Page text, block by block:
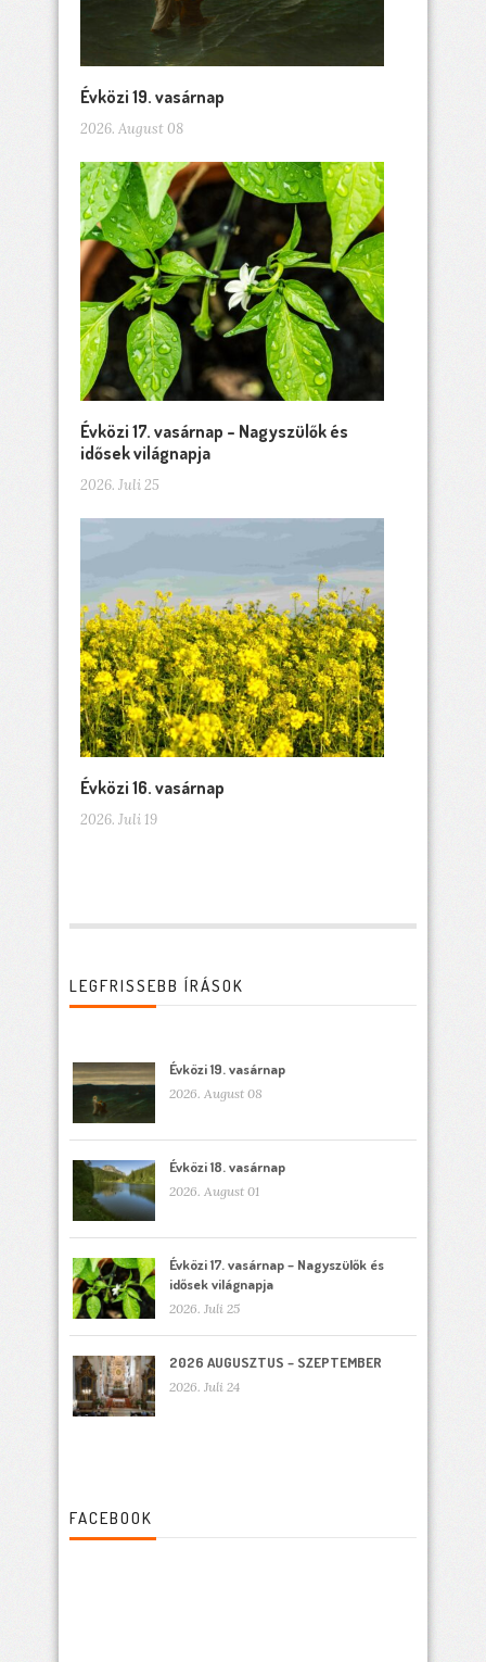
Évközi 19. vasárnap
2026. August 08
Évközi 17. vasárnap – Nagyszülők és
idősek világnapja
2026. Juli 25
Évközi 16. vasárnap
2026. Juli 19
LEGFRISSEBB ÍRÁSOK
Évközi 19. vasárnap
2026. August 08
Évközi 18. vasárnap
2026. August 01
Évközi 17. vasárnap – Nagyszülők és
idősek világnapja
2026. Juli 25
2026 AUGUSZTUS – SZEPTEMBER
2026. Juli 24
FACEBOOK